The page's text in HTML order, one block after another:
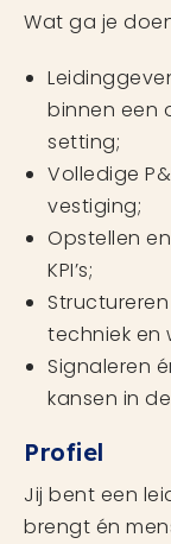
Wat ga je
binnen een
setting;
Volledige
vestiging;
Opstellen
KPI’s;
techniek en
Signaleren
kansen in
Profiel
Jij bent een
brengt én